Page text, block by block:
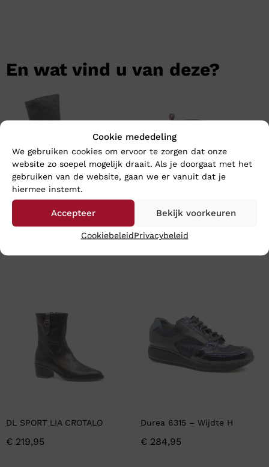
Cookie mededeling
We gebruiken cookies om ervoor te zorgen dat onze
website zo soepel mogelijk draait. Als je doorgaat met het
gebruiken van de website, gaan we er vanuit dat je
hiermee instemt.
Accepteer Bekijk voorkeuren
CookiebeleidPrivacybeleid
En wat vind u van deze?
DL SPORT GRANDIOSA NERO
DL SPORT LIA CROTALO
€ 219,95
Durea 6315 – Wijdte H
€ 284,95